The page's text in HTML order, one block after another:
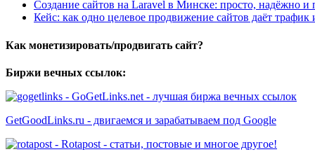
Создание сайтов на Laravel в Минске: просто, надёжно и
Кейс: как одно целевое продвижение сайтов даёт
Как монетизировать/продвигать сайт?
Биржи вечных ссылок:
- GoGetLinks.net - лучшая биржа вечных ссылок
GetGoodLinks.ru - двигаемся и зарабатываем под Google
- Rotapost - статьи, постовые и многое другое!